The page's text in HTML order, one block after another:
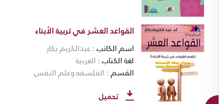
القواعد العشر في تربية الأبناء
اسم الكاتب عبدالكريم بكار
لغة الكتاب العربية
القسم الفلسفه وعلم النفس
تحميل